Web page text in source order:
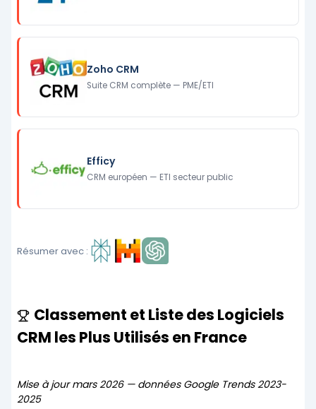
Zoho CRM
Suite CRM complète — PME/ETI
Efficy
CRM européen — ETI secteur public
Résumer avec :
Classement et Liste des Logiciels
CRM les Plus Utilisés en France
Mise à jour mars 2026 — données Google Trends 2023-
2025